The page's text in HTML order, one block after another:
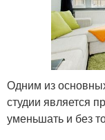
Одним из
студии является
уменьшать и без